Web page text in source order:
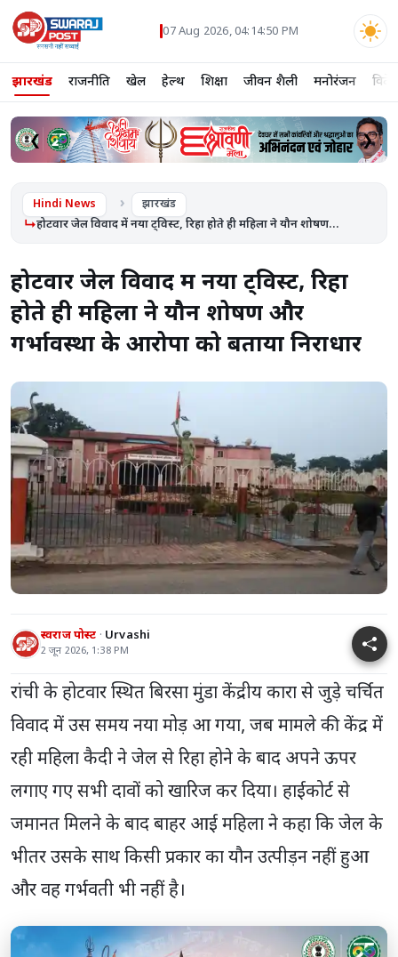
07 Aug 2026, 04:14:51 PM
झारखंड राजनीति खेल हेल्थ शिक्षा जीवन शैली मनोरंजन
❮ ❯
Hindi News झारखंड
होटवार जेल विवाद में नया ट्विस्ट, रिहा होते ही महिला ने यौन शोषण...
होटवार जेल विवाद में नया ट्विस्ट, रिहा
होते ही महिला ने यौन शोषण और
गर्भावस्था के आरोपों को बताया निराधार
स्वराज पोस्ट Urvashi
2 जून 2026, 1:38 PM
रांची के होटवार स्थित बिरसा मुंडा केंद्रीय कारा से जुड़े चर्चित
विवाद में उस समय नया मोड़ आ गया, जब मामले की केंद्र में
रही महिला कैदी ने जेल से रिहा होने के बाद अपने ऊपर
लगाए गए सभी दावों को खारिज कर दिया। हाईकोर्ट से
जमानत मिलने के बाद बाहर आई महिला ने कहा कि जेल के
भीतर उसके साथ किसी प्रकार का यौन उत्पीड़न नहीं हुआ
और वह गर्भवती भी नहीं है।